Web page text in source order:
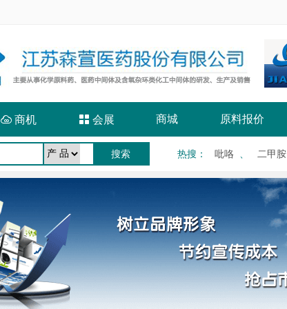
 商机  会展 商城 原料报价
热搜 ： 吡咯 二甲胺